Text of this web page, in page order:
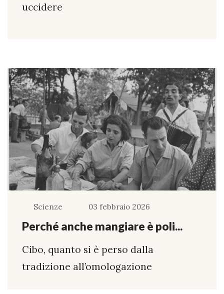
uccidere
Scienze 03 febbraio 2026
Perché anche mangiare è poli...
Cibo, quanto si è perso dalla
tradizione all’omologazione